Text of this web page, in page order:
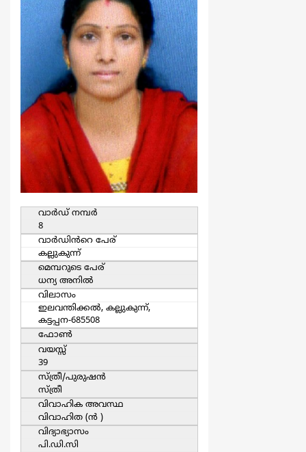
വാര്‍ഡ്‌ നമ്പര്‍
8
വാര്‍ഡിൻറെ പേര്
കല്ലുകുന്ന്
മെമ്പറുടെ പേര്
ധന്യ അനില്‍
വിലാസം
ഇലവന്തിക്കല്‍, കല്ലുകുന്ന്,
കട്ടപ്പന-685508
ഫോൺ
വയസ്സ്
39
സ്ത്രീ/പുരുഷന്‍
സ്ത്രീ
വിവാഹിക അവസ്ഥ
വിവാഹിത (ന്‍ )
വിദ്യാഭ്യാസം
പി.ഡി.സി